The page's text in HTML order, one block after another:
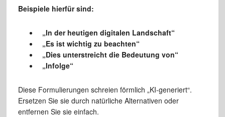
Beispiele hierfür sind:
„In der heutigen digitalen Landschaft“
„Es ist wichtig zu beachten“
„Dies unterstreicht die Bedeutung von“
„Infolge“
Diese Formulierungen schreien förmlich „KI-generiert“.
Ersetzen Sie sie durch natürliche Alternativen oder
entfernen Sie sie einfach.